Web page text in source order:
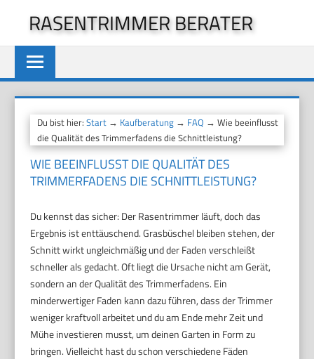
springen
RASENTRIMMER BERATER
Du bist hier:Start → Kaufberatung → FAQ → Wie beeinflusst
die Qualität des Trimmerfadens die Schnittleistung?
WIE BEEINFLUSST DIE QUALITÄT DES
TRIMMERFADENS DIE SCHNITTLEISTUNG?
Du kennst das sicher: Der Rasentrimmer läuft, doch das
Ergebnis ist enttäuschend. Grasbüschel bleiben stehen, der
Schnitt wirkt ungleichmäßig und der Faden verschleißt
schneller als gedacht. Oft liegt die Ursache nicht am Gerät,
sondern an der Qualität des Trimmerfadens. Ein
minderwertiger Faden kann dazu führen, dass der Trimmer
weniger kraftvoll arbeitet und du am Ende mehr Zeit und
Mühe investieren musst, um deinen Garten in Form zu
bringen. Vielleicht hast du schon verschiedene Fäden